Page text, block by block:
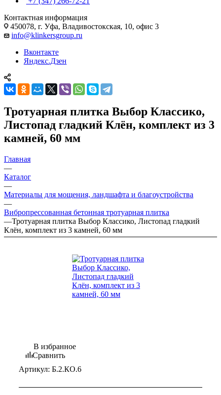
Контактная информация
450078, г. Уфа, Владивостокская, 10, офис 3
info@klinkersgroup.ru
Вконтакте
Яндекс.Дзен
Тротуарная плитка Выбор Классико,
Листопад гладкий Клён, комплект из 3
камней, 60 мм
Главная
—
Каталог
—
Материалы для мощения, ландшафта и благоустройства
—
Вибропрессованная бетонная тротуарная плитка
—Тротуарная плитка Выбор Классико, Листопад гладкий
Клён, комплект из 3 камней, 60 мм
В избранное
Сравнить
Артикул: Б.2.КО.6